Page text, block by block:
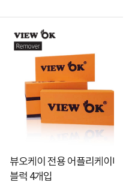
뷰오케이 전용 어플리케이터
블럭 4개입